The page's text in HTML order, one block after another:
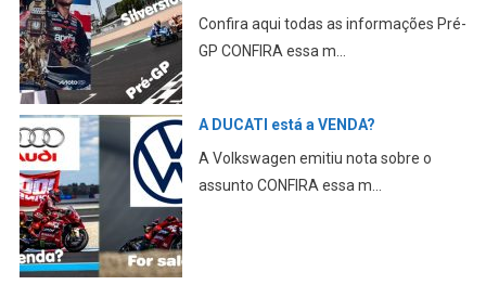
Confira aqui todas as informações Pré-
GP CONFIRA essa m...
A DUCATI está a VENDA?
A Volkswagen emitiu nota sobre o
assunto CONFIRA essa m...